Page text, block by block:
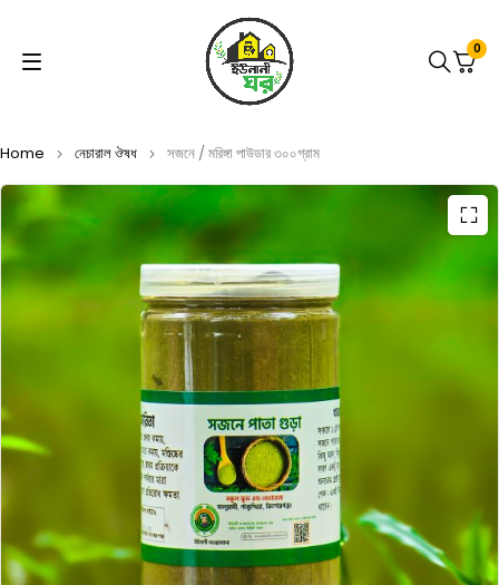
0
Home নেচারাল ঔষধ সজনে / মরিঙ্গা পাউডার ৩০০গ্রাম